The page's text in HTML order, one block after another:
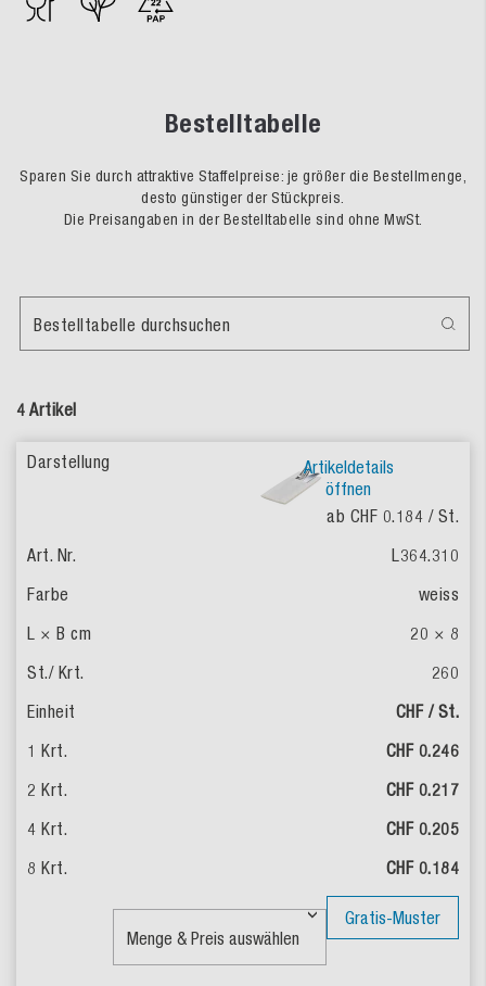
Bestelltabelle
Sparen Sie durch attraktive Staffelpreise: je größer die Bestellmenge,
desto günstiger der Stückpreis.
Die Preisangaben in der Bestelltabelle sind ohne MwSt.
4 Artikel
Bestelltabelle durchsuchen
Artikeldetails
öffnen
ab CHF 0.184 / St.
L364.310
weiss
20 × 8
260
CHF / St.
CHF 0.246
CHF 0.217
CHF 0.205
CHF 0.184
Gratis-Muster